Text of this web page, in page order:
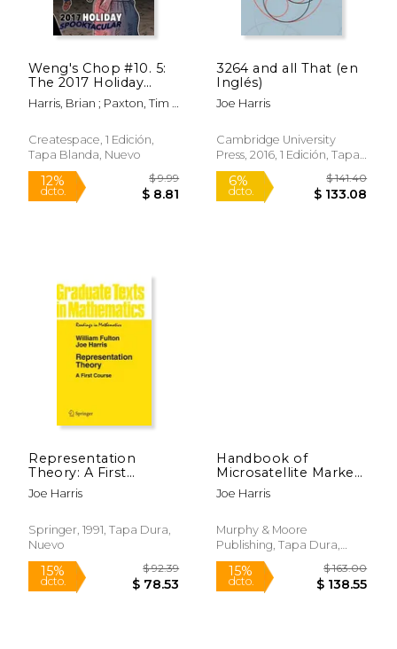
Weng's Chop #10. 5:
The 2017 Holiday
Spooktacular (en
Inglés)
Harris, Brian ; Paxton, Tim ;
Createspace, 1 Edición,
Tapa Blanda, Nuevo
3264 and all That (en
Inglés)
Joe Harris
Cambridge University
Press, 2016, 1 Edición, Tapa
Dura, Nuevo
Representation
Theory: A First
Course: 129 (Graduate
Texts in Mathematics)
Joe Harris
Springer, 1991, Tapa Dura,
Nuevo
Handbook of
Microsatellite Markers
(en Inglés)
Joe Harris
Murphy & Moore
Publishing, Tapa Dura,
Nuevo